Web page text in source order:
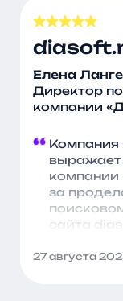
Елена Ланге
Директор
компании
выражает
компании
за
сайта
динамику
27 августа